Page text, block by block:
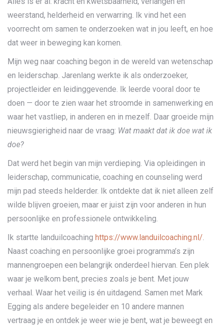
weerstand, helderheid en verwarring. Ik vind het een
voorrecht om samen te onderzoeken wat in jou leeft, en hoe
dat weer in beweging kan komen.
Mijn weg naar coaching begon in de wereld van wetenschap
en leiderschap. Jarenlang werkte ik als onderzoeker,
projectleider en leidinggevende. Ik leerde vooral door te
doen — door te zien waar het stroomde in samenwerking en
waar het vastliep, in anderen en in mezelf. Daar groeide mijn
nieuwsgierigheid naar de vraag: Wat maakt dat ik doe wat ik
doe?
Dat werd het begin van mijn verdieping. Via opleidingen in
leiderschap, communicatie, coaching en counseling werd
mijn pad steeds helderder. Ik ontdekte dat ik niet alleen zelf
wilde blijven groeien, maar er juist zijn voor anderen in hun
persoonlijke en professionele ontwikkeling.
Ik startte landuilcoaching https://www.landuilcoaching.nl/.
Naast coaching en persoonlijke groei programma’s zijn
mannengroepen een belangrijk onderdeel hiervan. Een plek
waar je welkom bent, precies zoals je bent. Met jouw
verhaal. Waar het veilig is én uitdagend. Samen met Mark
Egging als andere begeleider en 10 andere mannen
vertraag je en ontdek je weer wie je bent, wat je beweegt en